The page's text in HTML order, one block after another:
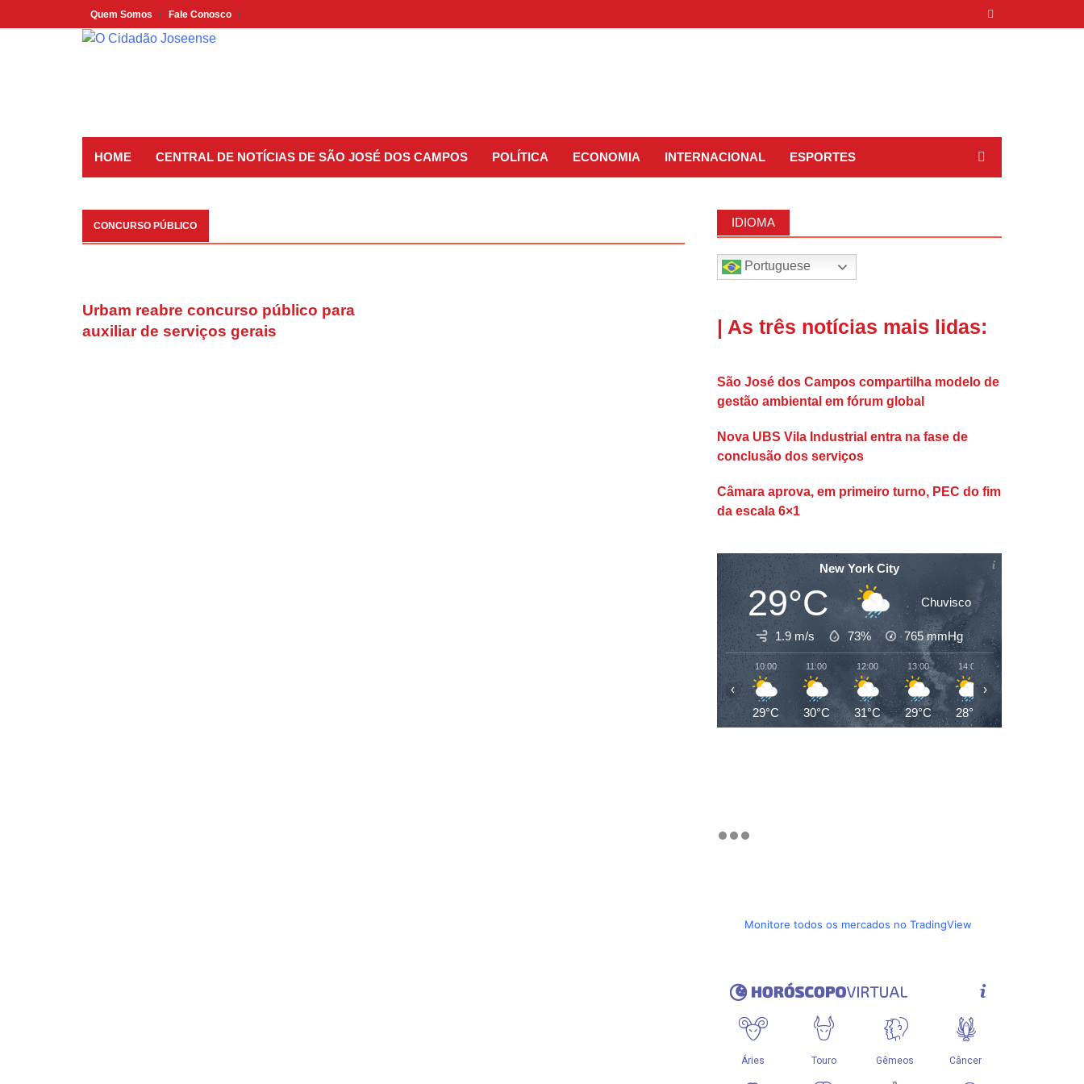
to
Quem Somos Fale Conosco
HOME CENTRAL DE NOTÍCIAS DE SÃO JOSÉ DOS CAMPOS POLÍTICA ECONOMIA INTERNACIONAL ESPORTES
CONCURSO PÚBLICO
Urbam reabre concurso público para
auxiliar de serviços gerais
IDIOMA
Portuguese
| As três notícias mais lidas:
São José dos Campos compartilha modelo de
gestão ambiental em fórum global
Nova UBS Vila Industrial entra na fase de
conclusão dos serviços
Câmara aprova, em primeiro turno, PEC do fim
da escala 6×1
New York City
29°C Chuvisco
1.9 m/s 73% 765mmHg
10:00
29°C
11:00
30°C
12:00
31°C
13:00
29°C
14:00
28°C
‹ ›
Monitore todos os mercados no TradingView